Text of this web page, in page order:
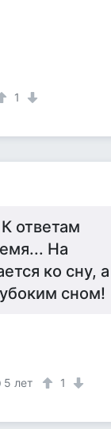
1
ответам
На
ко сну, а
сном!
5 лет 1